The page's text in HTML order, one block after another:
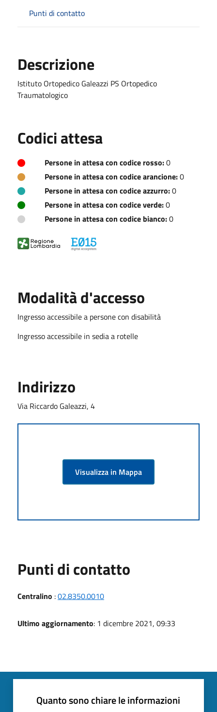
Punti di contatto
Descrizione
Istituto Ortopedico Galeazzi PS Ortopedico
Traumatologico
Codici attesa
Persone in attesa con codice rosso:0
Persone in attesa con codice arancione:0
Persone in attesa con codice azzurro:0
Persone in attesa con codice verde:0
Persone in attesa con codice bianco:0
Modalità d'accesso
Ingresso accessibile a persone con disabilità
Ingresso accessibile in sedia a rotelle
Indirizzo
Via Riccardo Galeazzi, 4
Visualizza in Mappa
Punti di contatto
Centralino :02.8350.0010
Ultimo aggiornamento: 1 dicembre 2021, 09:33
Quanto sono chiare le informazioni